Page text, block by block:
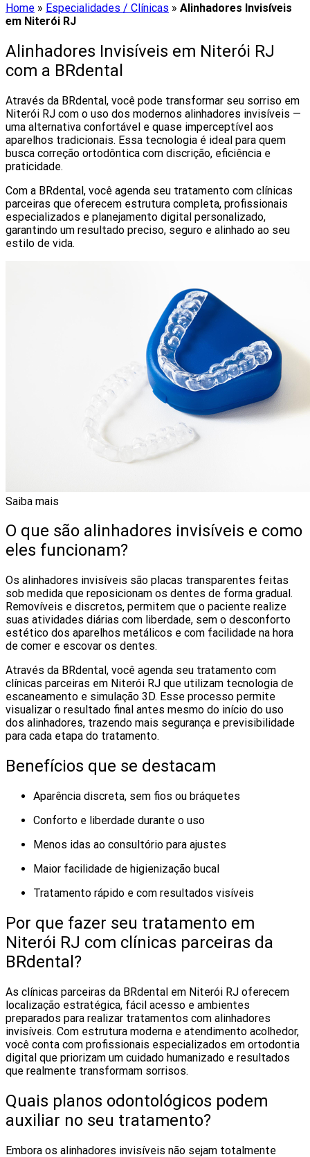
Home » Especialidades / Clínicas » Alinhadores Invisíveis
em Niterói RJ
Alinhadores Invisíveis em Niterói RJ
com a BRdental
Através da BRdental, você pode transformar seu sorriso em
Niterói RJ com o uso dos modernos alinhadores invisíveis —
uma alternativa confortável e quase imperceptível aos
aparelhos tradicionais. Essa tecnologia é ideal para quem
busca correção ortodôntica com discrição, eficiência e
praticidade.
Com a BRdental, você agenda seu tratamento com clínicas
parceiras que oferecem estrutura completa, profissionais
especializados e planejamento digital personalizado,
garantindo um resultado preciso, seguro e alinhado ao seu
estilo de vida.
Saiba mais
O que são alinhadores invisíveis e como
eles funcionam?
Os alinhadores invisíveis são placas transparentes feitas
sob medida que reposicionam os dentes de forma gradual.
Removíveis e discretos, permitem que o paciente realize
suas atividades diárias com liberdade, sem o desconforto
estético dos aparelhos metálicos e com facilidade na hora
de comer e escovar os dentes.
Através da BRdental, você agenda seu tratamento com
clínicas parceiras em Niterói RJ que utilizam tecnologia de
escaneamento e simulação 3D. Esse processo permite
visualizar o resultado final antes mesmo do início do uso
dos alinhadores, trazendo mais segurança e previsibilidade
para cada etapa do tratamento.
Benefícios que se destacam
Aparência discreta, sem fios ou bráquetes
Conforto e liberdade durante o uso
Menos idas ao consultório para ajustes
Maior facilidade de higienização bucal
Tratamento rápido e com resultados visíveis
Por que fazer seu tratamento em
Niterói RJ com clínicas parceiras da
BRdental?
As clínicas parceiras da BRdental em Niterói RJ oferecem
localização estratégica, fácil acesso e ambientes
preparados para realizar tratamentos com alinhadores
invisíveis. Com estrutura moderna e atendimento acolhedor,
você conta com profissionais especializados em ortodontia
digital que priorizam um cuidado humanizado e resultados
que realmente transformam sorrisos.
Quais planos odontológicos podem
auxiliar no seu tratamento?
Embora os alinhadores invisíveis não sejam totalmente